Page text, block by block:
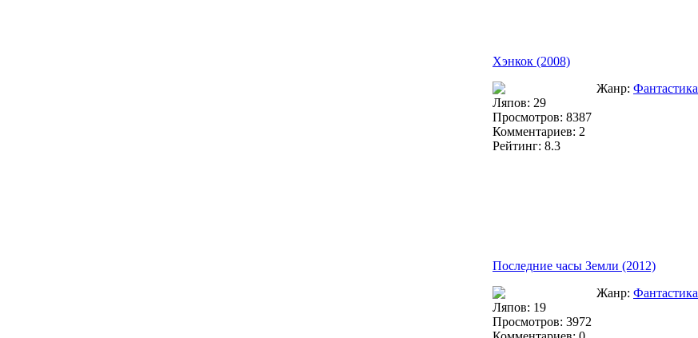
Хэнкок (2008)
Жанр: Фантастика
Ляпов: 29
Просмотров: 8387
Комментариев: 2
Рейтинг: 8.3
Последние часы Земли (2012)
Жанр: Фантастика
Ляпов: 19
Просмотров: 3972